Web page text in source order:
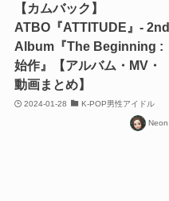
【カムバック】
ATBO『ATTITUDE』- 2nd
Album『The Beginning :
始作』【アルバム・MV・
動画まとめ】
2024-01-28 K-POP男性アイドル
Neon